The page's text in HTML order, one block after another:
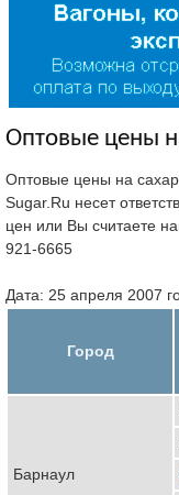
Оптовые цены
Оптовые цены на
Sugar.Ru несет
цен или Вы считаете
921-6665
Дата: 25 апреля 2007
Город
Барнаул